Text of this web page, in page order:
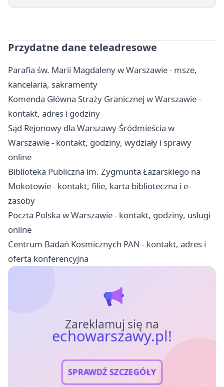
Przydatne dane teleadresowe
Parafia św. Marii Magdaleny w Warszawie - msze,
kancelaria, sakramenty
Komenda Główna Straży Granicznej w Warszawie -
kontakt, adres i godziny
Sąd Rejonowy dla Warszawy-Śródmieścia w
Warszawie - kontakt, godziny, wydziały i sprawy
online
Biblioteka Publiczna im. Zygmunta Łazarskiego na
Mokotowie - kontakt, filie, karta biblioteczna i e-
zasoby
Poczta Polska w Warszawie - kontakt, godziny, usługi
online
Centrum Badań Kosmicznych PAN - kontakt, adres i
oferta konferencyjna
Zareklamuj się na
echowarszawy.pl!
SPRAWDŹ SZCZEGÓŁY